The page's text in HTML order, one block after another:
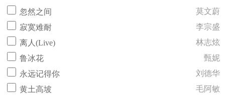
忽然之间
莫文蔚
寂寞难耐
李宗盛
离人(Live)
林志炫
鲁冰花
甄妮
永远记得你
刘德华
黄土高坡
毛阿敏